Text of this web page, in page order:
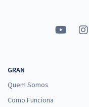
GRAN
Quem Somos
Como Funciona